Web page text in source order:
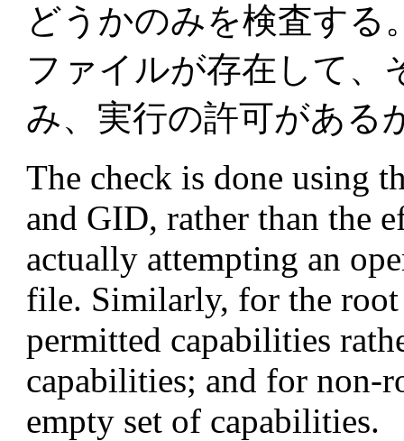
どうかのみを検査する
ファイルが存在して、
み、実行の許可がある
The check is done using
and GID, rather than the
actually attempting an
file. Similarly, for the root
permitted capabilities
capabilities; and for non-
empty set of capabilities.